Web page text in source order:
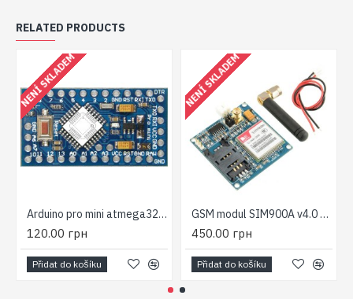
RELATED PRODUCTS
NENÍ SKLADEM
Arduino pro mini atmega328/168 5v 16MHz
120.00 грн
Přidat do košíku
NENÍ SKLADEM
GSM modul SIM900A v4.0 900/1800 MHz GPRS SMS Diy
450.00 грн
Přidat do košíku